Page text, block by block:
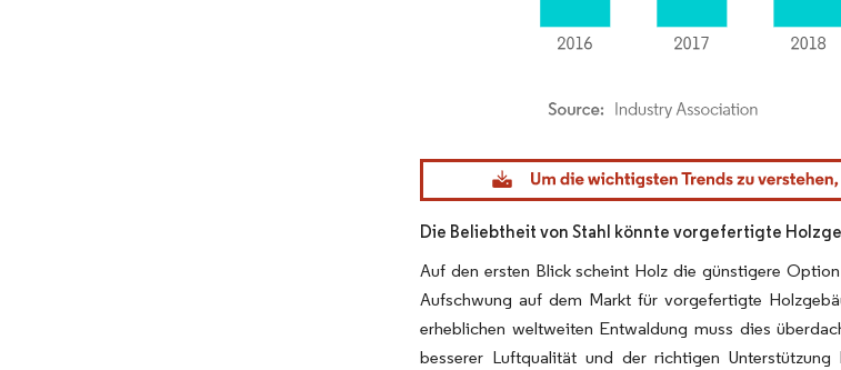
Bild © Mordor Intelligence. Wiederverwendung erfordert
Die Beliebtheit von Stahl könnte vorgefertigte
Auf den ersten Blick scheint Holz die günstigere
Aufschwung auf dem Markt für vorgefertigte
erheblichen weltweiten Entwaldung muss dies
besserer Luftqualität und der richtigen